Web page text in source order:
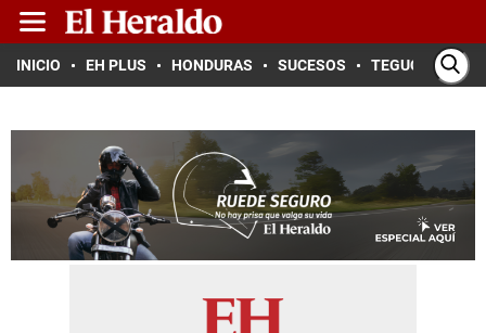
INICIO EH PLUS HONDURAS SUCESOS TEGUCIGALPA